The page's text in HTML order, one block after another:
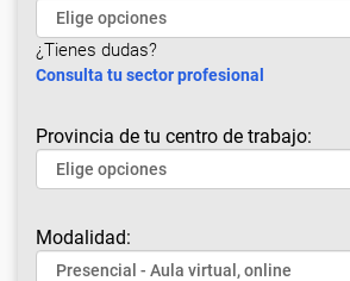
¿Tienes dudas?
Consulta tu sector profesional
Provincia de tu centro de trabajo:
Modalidad: